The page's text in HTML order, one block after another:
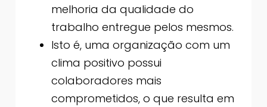
melhoria da qualidade do
trabalho entregue pelos mesmos.
Isto é, uma organização com um
clima positivo possui
colaboradores mais
comprometidos, o que resulta em